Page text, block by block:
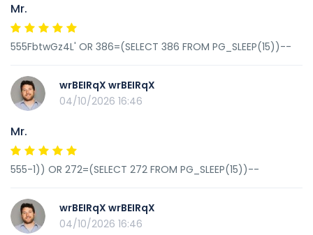
Mr.
555FbtwGz4L' OR 386=(SELECT 386 FROM PG_SLEEP(15))--
wrBEIRqX wrBEIRqX
04/10/2026 16:46
Mr.
555-1)) OR 272=(SELECT 272 FROM PG_SLEEP(15))--
wrBEIRqX wrBEIRqX
04/10/2026 16:46